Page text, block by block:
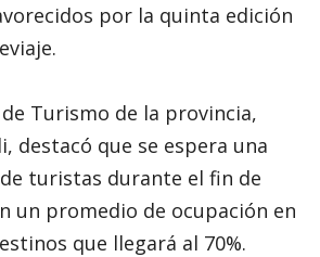
por la quinta edición
Turismo de la provincia,
destacó que se espera una
turistas durante el fin de
un promedio de ocupación en
que llegará al 70%.